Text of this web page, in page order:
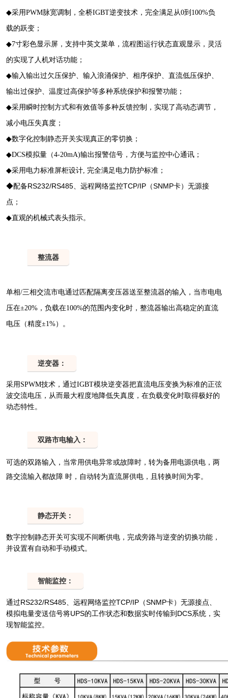
◆采用PWM脉宽调制，全桥IGBT逆变技术，完全满足从0到100%负
载的跃变；
◆7寸彩色显示屏，支持中英文菜单，流程图运行状态直观显示，灵活
的实现了人机对话功能；
◆输入输出过欠压保护、输入浪涌保护、相序保护、直流低压保护、
输出过保护、温度过高保护等多种系统保护和报警功能；
◆采用瞬时控制方式和有效值等多种反馈控制，实现了高动态调节，
减小电压失真度；
◆数字化控制静态开关实现真正的零切换；
◆DCS模拟量（4-20mA)输出报警信号，方便与监控中心通讯；
◆采用电力标准屏柜设计, 完全满足电力防护标准；
◆配备RS232/RS485、远程网络监控TCP/IP（SNMP卡） 无源接
点 ；
◆直观的机械式表头指示。
整流器
单相/三相交流市电通过匹配隔离变压器送至整流器的输入，当市电电
压在±20%，负载在100%的范围内变化时，整流器输出高稳定的直流
电压（精度±1%）。
逆变器：
采用SPWM技术，通过IGBT模块逆变器把直流电压变换为标准的正弦
波交流电压，从而最大程度地降低失真度，在负载变化时取得极好的
动态特性。
双路市电输入：
可选的双路输入，当常用供电异常或故障时，转为备用电源供电，两
路交流输入都故障 时，自动转为直流屏供电，且转换时间为零。
静态开关：
数字控制静态开关可实现不间断供电，完成旁路与逆变的切换功能，
并设置有自动和手动模式。
智能监控：
通过RS232/RS485、远程网络监控TCP/IP（SNMP卡）无源接点、
模拟电量变送信号将UPS的工作状态和数据实时传输到DCS系统，实
现智能监控。